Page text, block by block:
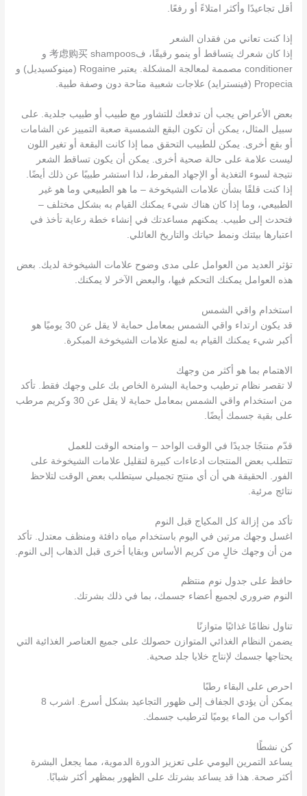
أقل تجاعيدًا وأكثر امتلاءً أو رفعًا.
إذا كنت تعاني من فقدان الشعر
إذا كان شعرك يتساقط أو ينمو رقيقًا، ف考虑购买 shampoos و
conditioner مصممة لمعالجة المشكلة. يعتبر Rogaine (مينوكسيديل) و
Propecia (فينسترايد) علاجات شعبية متاحة دون وصفة طبية.
بعض الأعراض يجب أن تدفعك للتشاور مع طبيب أو طبيب جلدية. على
سبيل المثال، يمكن أن تكون البقع الشمسية صعبة التمييز عن الشامات
أو بقع أخرى. يمكن للطبيب التحقق مما إذا كانت البقعة أو تغير اللون
ليست علامة على حالة صحية أخرى. يمكن أن يكون تساقط الشعر
نتيجة لسوء التغذية أو الإجهاد المفرط، لذا استشر طبيبًا عن ذلك أيضًا.
إذا كنت قلقًا بشأن علامات الشيخوخة – ما هو الطبيعي وما هو غير
الطبيعي، وما إذا كان هناك شيء يمكنك القيام به بشكل مختلف –
فتحدث إلى طبيب. يمكنهم مساعدتك في إنشاء خطة رعاية تأخذ في
اعتبارها بيئتك ونمط حياتك والتاريخ العائلي.
تؤثر العديد من العوامل على مدى وضوح علامات الشيخوخة لديك. بعض
هذه العوامل يمكنك التحكم فيها، والبعض الآخر لا يمكنك.
استخدام واقي الشمس
قد يكون ارتداء واقي الشمس بمعامل حماية لا يقل عن 30 يوميًا هو
أكبر شيء يمكنك القيام به لمنع علامات الشيخوخة المبكرة.
الاهتمام بما هو أكثر من وجهك
لا تقصر نظام ترطيب وحماية البشرة الخاص بك على وجهك فقط. تأكد
من استخدام واقي الشمس بمعامل حماية لا يقل عن 30 وكريم مرطب
على بقية جسمك أيضًا.
قدّم منتجًا جديدًا في الوقت الواحد – وامنحه الوقت للعمل
تتطلب بعض المنتجات ادعاءات كبيرة لتقليل علامات الشيخوخة على
الفور. الحقيقة هي أن أي منتج تجميلي سيتطلب بعض الوقت لتلاحظ
نتائج مرئية.
تأكد من إزالة كل المكياج قبل النوم
اغسل وجهك مرتين في اليوم باستخدام مياه دافئة ومنظف معتدل. تأكد
من أن وجهك خالٍ من كريم الأساس وبقايا أخرى قبل الذهاب إلى النوم.
حافظ على جدول نوم منتظم
النوم ضروري لجميع أعضاء جسمك، بما في ذلك بشرتك.
تناول نظامًا غذائيًا متوازنًا
يضمن النظام الغذائي المتوازن حصولك على جميع العناصر الغذائية التي
يحتاجها جسمك لإنتاج خلايا جلد صحية.
احرص على البقاء رطبًا
يمكن أن يؤدي الجفاف إلى ظهور التجاعيد بشكل أسرع. اشرب 8
أكواب من الماء يوميًا لترطيب جسمك.
كن نشطًا
يساعد التمرين اليومي على تعزيز الدورة الدموية، مما يجعل البشرة
أكثر صحة. هذا قد يساعد بشرتك على الظهور بمظهر أكثر شبابًا.